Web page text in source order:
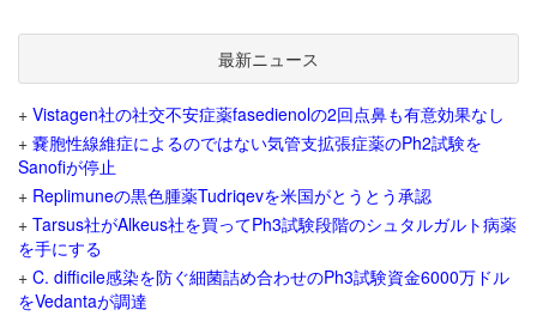
最新ニュース
+ Vistagen社の社交不安症薬fasedienolの2回点鼻も有意効果なし
+ 嚢胞性線維症によるのではない気管支拡張症薬のPh2試験を
Sanofiが停止
+ Replimuneの黒色腫薬Tudriqevを米国がとうとう承認
+ Tarsus社がAlkeus社を買ってPh3試験段階のシュタルガルト病薬
を手にする
+ C. difficile感染を防ぐ細菌詰め合わせのPh3試験資金6000万ドル
をVedantaが調達